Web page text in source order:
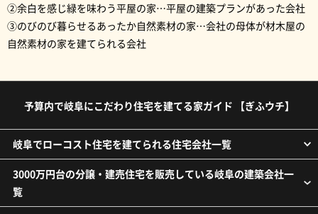
②余白を感じ緑を味わう平屋の家…平屋の建築プランがあった会社
③のびのび暮らせるあったか自然素材の家…会社の母体が材木屋の
自然素材の家を建てられる会社
予算内で岐阜にこだわり住宅を建てる家ガイド 【ぎふウチ】
岐阜でローコスト住宅を建てられる住宅会社一覧
3000万円台の分譲・建売住宅を販売している岐阜の建築会社一
覧